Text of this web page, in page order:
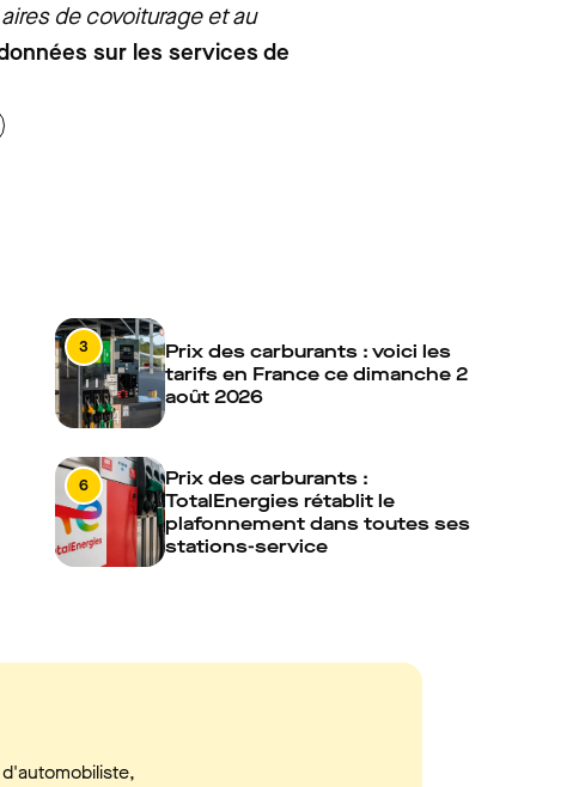
de covoiturage et au
sur les services de
3
Prix des carburants : voici les
tarifs en France ce dimanche 2
août 2026
6
Prix des carburants :
TotalEnergies rétablit le
plafonnement dans toutes ses
stations-service